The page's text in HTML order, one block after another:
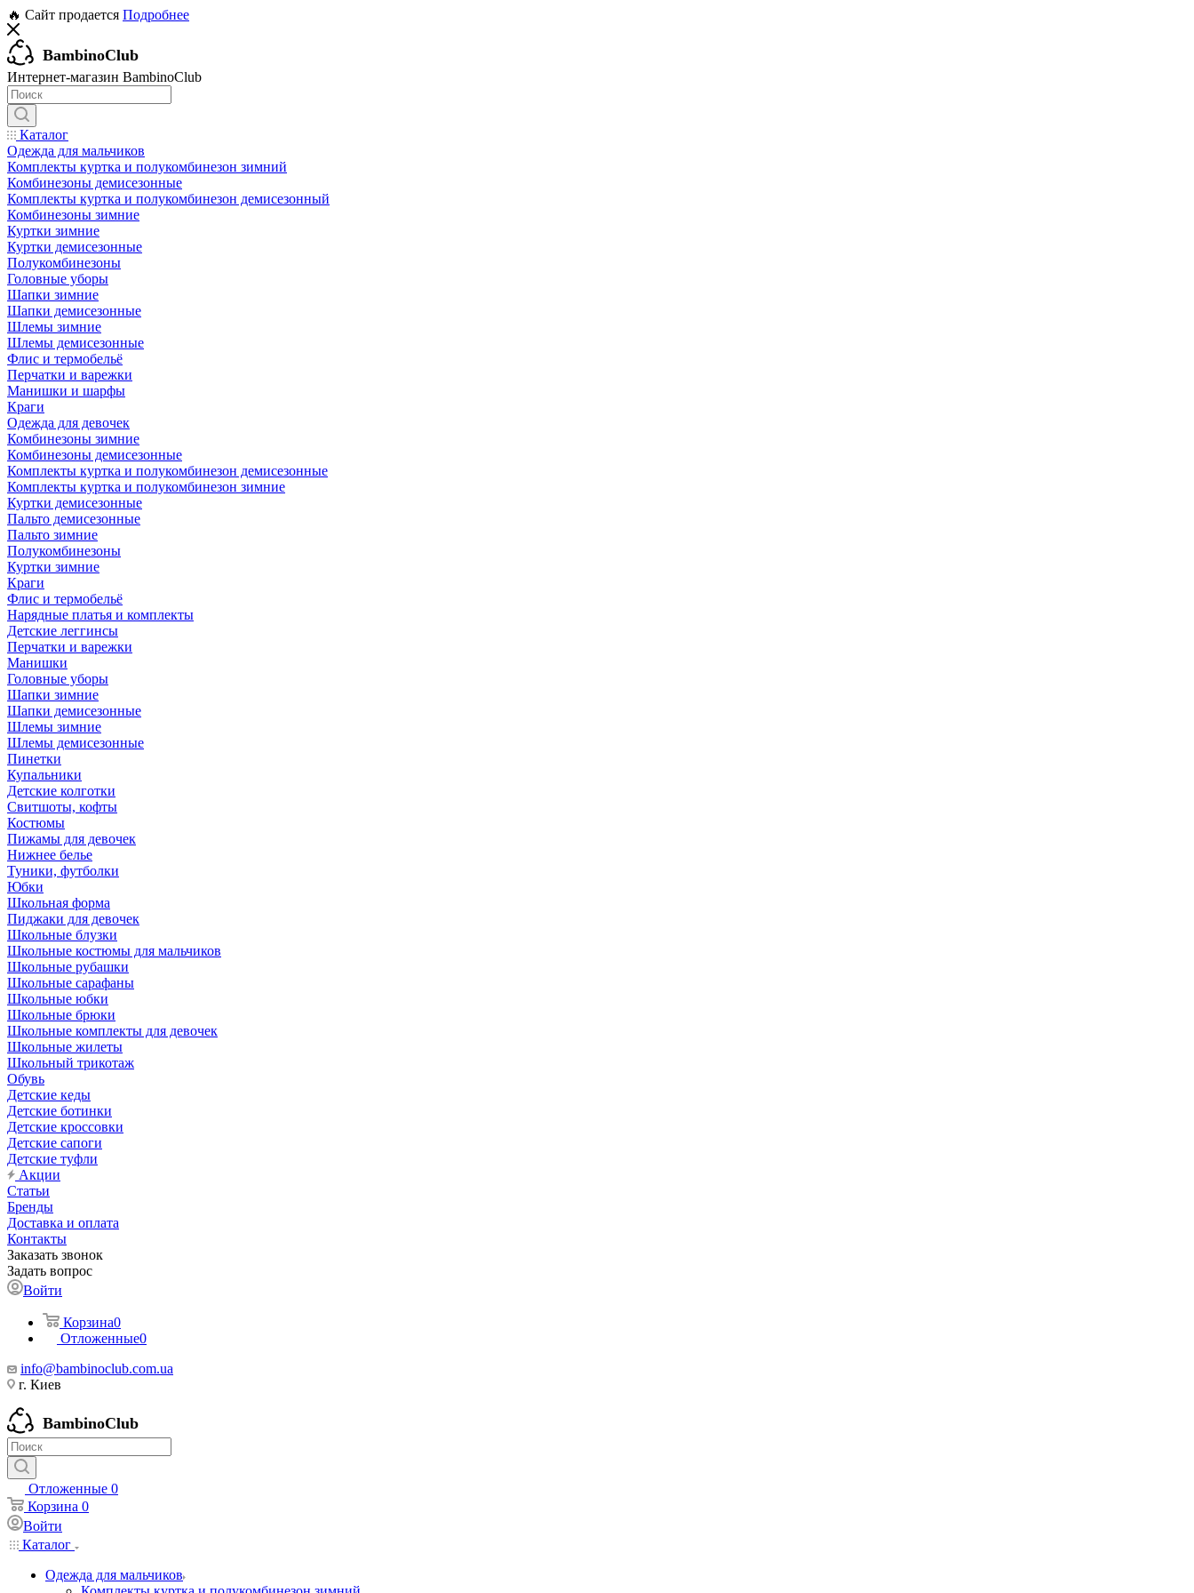
🔥 Сайт продается Подробнее
BambinoClub
Интернет-магазин BambinoClub
Каталог
Одежда для мальчиков
Комплекты куртка и полукомбинезон зимний
Комбинезоны демисезонные
Комплекты куртка и полукомбинезон демисезонный
Комбинезоны зимние
Куртки зимние
Куртки демисезонные
Полукомбинезоны
Головные уборы
Шапки зимние
Шапки демисезонные
Шлемы зимние
Шлемы демисезонные
Флис и термобельё
Перчатки и варежки
Манишки и шарфы
Краги
Одежда для девочек
Комбинезоны зимние
Комбинезоны демисезонные
Комплекты куртка и полукомбинезон демисезонные
Комплекты куртка и полукомбинезон зимние
Куртки демисезонные
Пальто демисезонные
Пальто зимние
Полукомбинезоны
Куртки зимние
Краги
Флис и термобельё
Нарядные платья и комплекты
Детские леггинсы
Перчатки и варежки
Манишки
Головные уборы
Шапки зимние
Шапки демисезонные
Шлемы зимние
Шлемы демисезонные
Пинетки
Купальники
Детские колготки
Свитшоты, кофты
Костюмы
Пижамы для девочек
Нижнее белье
Туники, футболки
Юбки
Школьная форма
Пиджаки для девочек
Школьные блузки
Школьные костюмы для мальчиков
Школьные рубашки
Школьные сарафаны
Школьные юбки
Школьные брюки
Школьные комплекты для девочек
Школьные жилеты
Школьный трикотаж
Обувь
Детские кеды
Детские ботинки
Детские кроссовки
Детские сапоги
Детские туфли
Акции
Статьи
Бренды
Доставка и оплата
Контакты
Заказать звонок
Задать вопрос
Войти
Корзина0
Отложенные0
info@bambinoclub.com.ua
г. Киев
BambinoClub
Отложенные 0
Корзина 0
Войти
Каталог
Одежда для мальчиков